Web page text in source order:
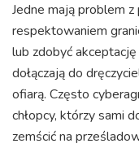
Jedne mają problem z
respektowaniem
lub zdobyć
dołączają do
ofiarą. Często
chłopcy, którzy sami
zemścić na